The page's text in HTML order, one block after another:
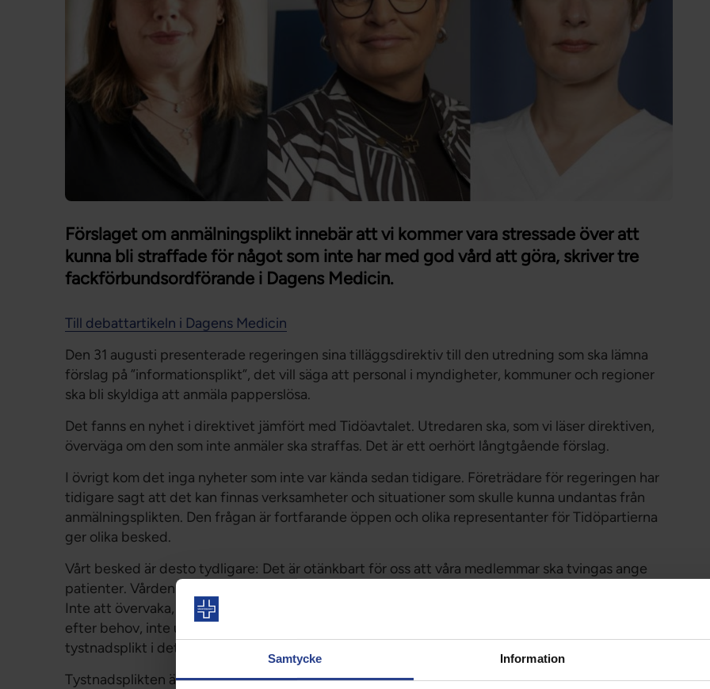
Samtycke Information
Förtroendevald
Student
Förslaget om anmälningsplikt innebär att vi kommer vara stressade över att
kunna bli straffade för något som inte har med god vård att göra, skriver tre
fackförbundsordförande i Dagens Medicin.
Till debattartikeln i Dagens Medicin
Den 31 augusti presenterade regeringen sina tilläggsdirektiv till den utredning som ska lämna
förslag på ”informationsplikt”, det vill säga att personal i myndigheter, kommuner och regioner
ska bli skyldiga att anmäla papperslösa.
Det fanns en nyhet i direktivet jämfört med Tidöavtalet. Utredaren ska, som vi läser direktiven,
överväga om den som inte anmäler ska straffas. Det är ett oerhört långtgående förslag.
I övrigt kom det inga nyheter som inte var kända sedan tidigare. Företrädare för regeringen har
tidigare sagt att det kan finnas verksamheter och situationer som skulle kunna undantas från
anmälningsplikten. Den frågan är fortfarande öppen och olika representanter för Tidöpartierna
ger olika besked.
Vårt besked är desto tydligare: Det är otänkbart för oss att våra medlemmar ska tvingas ange
patienter. Vårdens medarbetare har i uppgift att om möjligt bota, ofta lindra och alltid trösta.
Inte att övervaka, misstänkliggöra och anmäla. Våra yrkesetiska regler innebär att vård ska ges
efter behov, inte utifrån patienternas juridiska ställning. Reglerna innebär också att vi har
tystnadsplikt i det som rör våra patienter.
Tystnadsplikten är nödvändig för att patienter ska våga söka vård, och för att de ska våga